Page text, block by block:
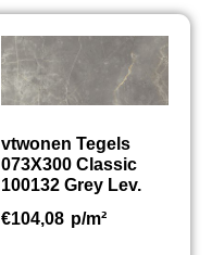
vtwonen Tegels
073X300 Classic
100132 Grey Lev.
€104,08 p/m²